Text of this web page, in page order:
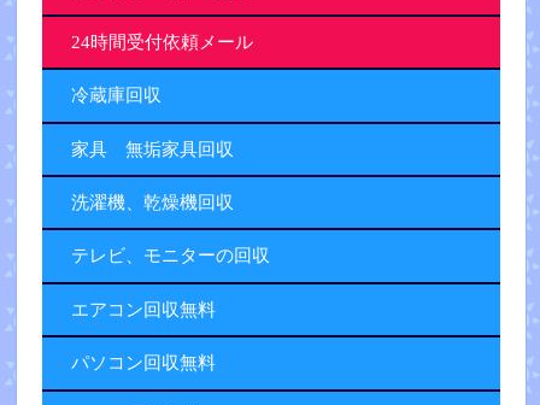
24時間受付依頼メール
冷蔵庫回収
家具 無垢家具回収
洗濯機、乾燥機回収
テレビ、モニターの回収
エアコン回収無料
パソコン回収無料